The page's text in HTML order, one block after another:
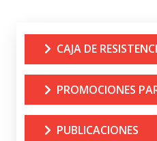
CAJA DE
PROMOCIONES
PUBLICACIONES